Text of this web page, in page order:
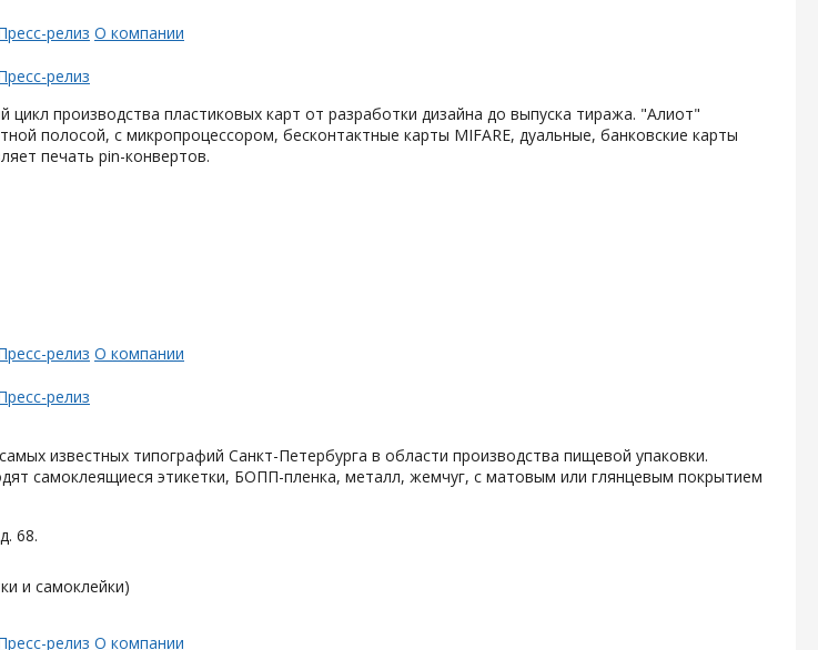
релиз О компании
релиз
производства пластиковых карт от разработки дизайна до выпуска тиража. "Алиот"
полосой, с микропроцессором, бесконтактные карты MIFARE, дуальные, банковские карты
печать pin-конвертов.
релиз О компании
релиз
известных типографий Санкт-Петербурга в области производства пищевой упаковки.
самоклеящиеся этикетки, БОПП-пленка, металл, жемчуг, с матовым или глянцевым покрытием
68.
и самоклейки)
релиз О компании